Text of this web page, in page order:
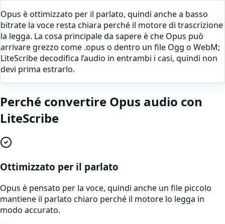
Opus è ottimizzato per il parlato, quindi anche a basso
bitrate la voce resta chiara perché il motore di trascrizione
la legga. La cosa principale da sapere è che Opus può
arrivare grezzo come .opus o dentro un file Ogg o WebM;
LiteScribe decodifica l’audio in entrambi i casi, quindi non
devi prima estrarlo.
Perché convertire Opus audio con
LiteScribe
Ottimizzato per il parlato
Opus è pensato per la voce, quindi anche un file piccolo
mantiene il parlato chiaro perché il motore lo legga in
modo accurato.